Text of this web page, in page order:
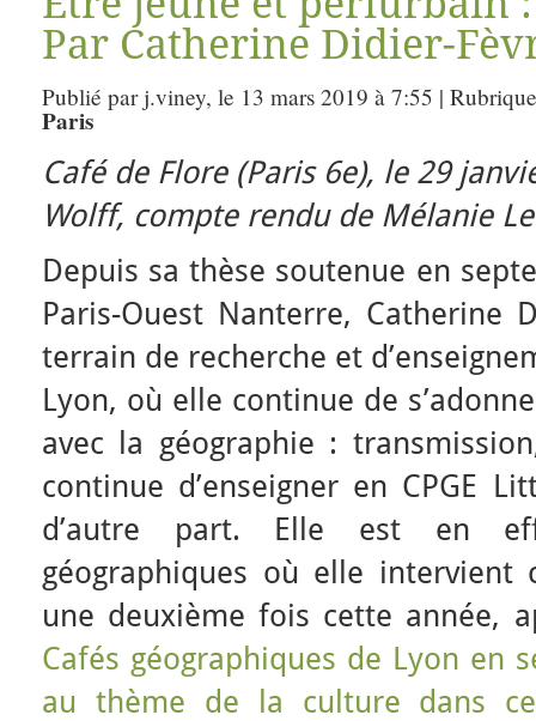
Par Catherine Didier-
Publié par j.viney, le 13 mars 2019 à 7:55 |
Paris
Café de Flore (Paris 6e), le 29
Wolff, compte rendu de Mélanie
Depuis sa thèse soutenue en
Paris-Ouest Nanterre, Catherine
terrain de recherche et
Lyon, où elle continue de
avec la géographie :
continue d’enseigner en CPGE
d’autre part. Elle est en
géographiques où elle intervient
une deuxième fois cette année,
Cafés géographiques de Lyon en
au thème de la culture dans